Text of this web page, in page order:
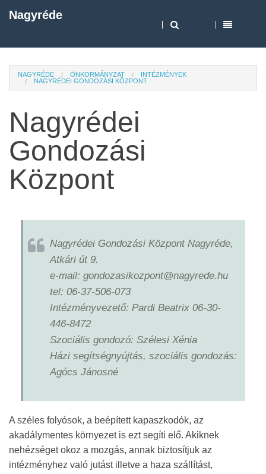
Nagyréde
NAGYRÉDE ÖNKORMÁNYZAT
INTÉZMÉNYEK
NAGYRÉDEI GONDOZÁSI KÖZPONT
Nagyrédei
Gondozási
Központ
Nagyrédei Gondozási Központ Nagyréde,
Atkári út 9.
e-mail: gondozasikozpont@nagyrede.hu
tel: 06-37-506-073
Intézményvezető: Pardi Beatrix 06-30-
446-8472
Szociális gondozó: Szélesi Xénia
Házi segítségnyújtás, szociális gondozás:
Agócs Jánosné
A széles folyósok, a beépített kapaszkodók, az
akadálymentes környezet is ezt segíti elő. Akiknek
nehézséget okoz a mozgás, annak biztosítjuk az
intézményhez való jutást illetve a haza szállítást,